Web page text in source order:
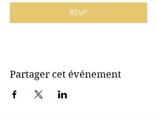
RSVP
Partager cet événement